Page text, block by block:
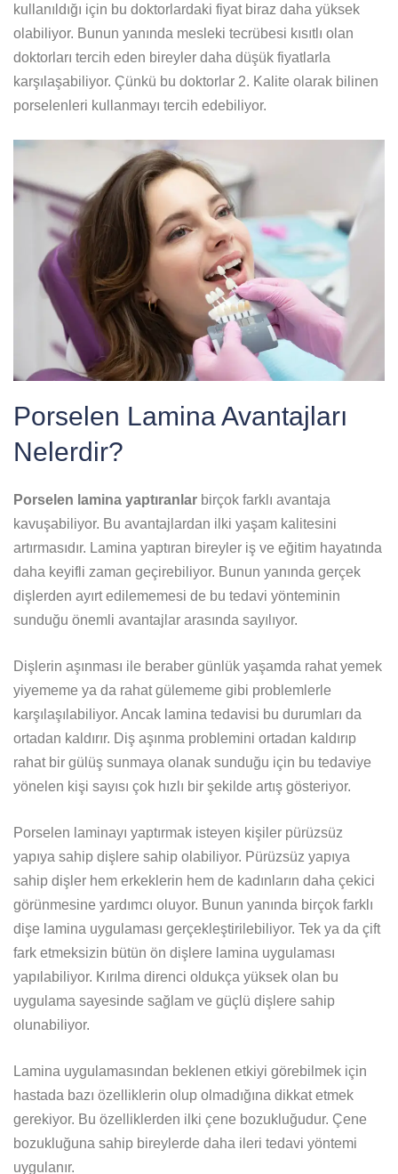
kullanıldığı için bu doktorlardaki fiyat biraz daha yüksek
olabiliyor. Bunun yanında mesleki tecrübesi kısıtlı olan
doktorları tercih eden bireyler daha düşük fiyatlarla
karşılaşabiliyor. Çünkü bu doktorlar 2. Kalite olarak bilinen
porselenleri kullanmayı tercih edebiliyor.
Porselen Lamina Avantajları
Nelerdir?
Porselen lamina yaptıranlar birçok farklı avantaja
kavuşabiliyor. Bu avantajlardan ilki yaşam kalitesini
artırmasıdır. Lamina yaptıran bireyler iş ve eğitim hayatında
daha keyifli zaman geçirebiliyor. Bunun yanında gerçek
dişlerden ayırt edilememesi de bu tedavi yönteminin
sunduğu önemli avantajlar arasında sayılıyor.
Dişlerin aşınması ile beraber günlük yaşamda rahat yemek
yiyememe ya da rahat gülememe gibi problemlerle
karşılaşılabiliyor. Ancak lamina tedavisi bu durumları da
ortadan kaldırır. Diş aşınma problemini ortadan kaldırıp
rahat bir gülüş sunmaya olanak sunduğu için bu tedaviye
yönelen kişi sayısı çok hızlı bir şekilde artış gösteriyor.
Porselen laminayı yaptırmak isteyen kişiler pürüzsüz
yapıya sahip dişlere sahip olabiliyor. Pürüzsüz yapıya
sahip dişler hem erkeklerin hem de kadınların daha çekici
görünmesine yardımcı oluyor. Bunun yanında birçok farklı
dişe lamina uygulaması gerçekleştirilebiliyor. Tek ya da çift
fark etmeksizin bütün ön dişlere lamina uygulaması
yapılabiliyor. Kırılma direnci oldukça yüksek olan bu
uygulama sayesinde sağlam ve güçlü dişlere sahip
olunabiliyor.
Lamina uygulamasından beklenen etkiyi görebilmek için
hastada bazı özelliklerin olup olmadığına dikkat etmek
gerekiyor. Bu özelliklerden ilki çene bozukluğudur. Çene
bozukluğuna sahip bireylerde daha ileri tedavi yöntemi
uygulanır.